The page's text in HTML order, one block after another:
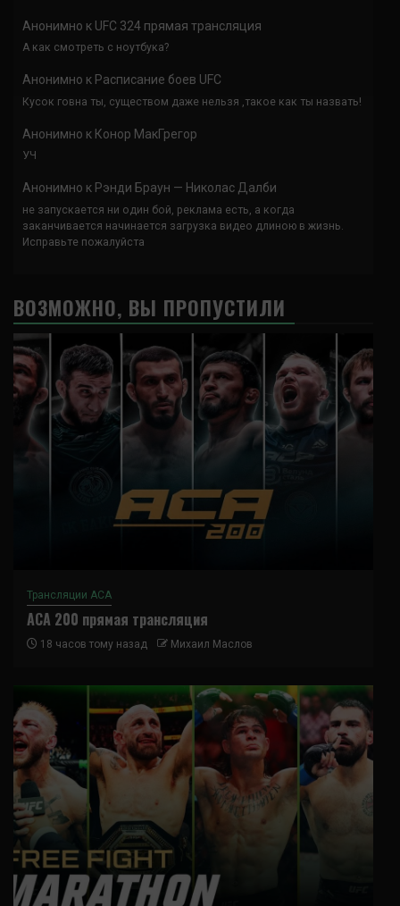
Анонимно к UFC 324 прямая трансляция
А как смотреть с ноутбука?
Анонимно к Расписание боев UFC
Кусок говна ты, существом даже нельзя ,такое как ты назвать!
Анонимно к Конор МакГрегор
УЧ
Анонимно к Рэнди Браун — Николас Далби
не запускается ни один бой, реклама есть, а когда
заканчивается начинается загрузка видео длиною в жизнь.
Исправьте пожалуйста
ВОЗМОЖНО, ВЫ ПРОПУСТИЛИ
Трансляции ACA
ACA 200 прямая трансляция
18 часов тому назад Михаил Маслов